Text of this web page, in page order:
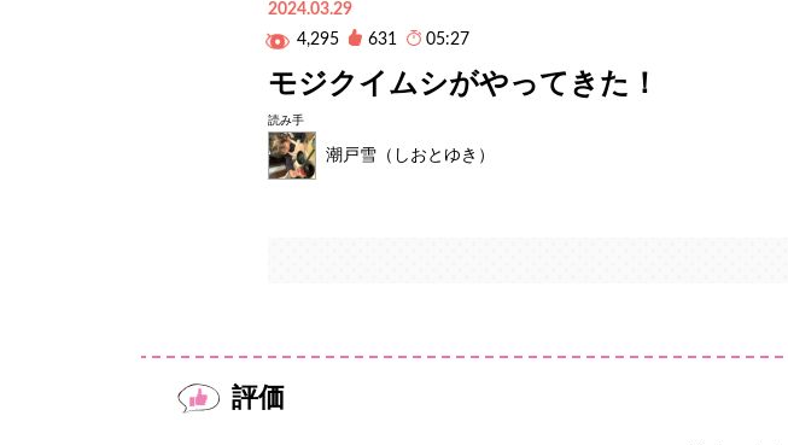
2024.03.29
4,295
631 05:27
モジクイムシがやってきた！
読み手
潮戸雪（しおとゆき）
評価